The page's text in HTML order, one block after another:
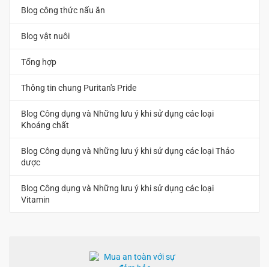
Blog công thức nấu ăn
Blog vật nuôi
Tổng hợp
Thông tin chung Puritan's Pride
Blog Công dụng và Những lưu ý khi sử dụng các loại
Khoáng chất
Blog Công dụng và Những lưu ý khi sử dụng các loại Thảo
dược
Blog Công dụng và Những lưu ý khi sử dụng các loại
Vitamin